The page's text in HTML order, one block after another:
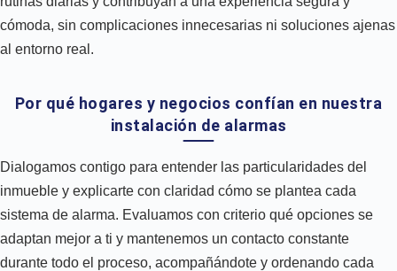
cómoda, sin complicaciones innecesarias ni soluciones ajenas
al entorno real.
Por qué hogares y negocios confían en nuestra
instalación de alarmas
Dialogamos contigo para entender las particularidades del
inmueble y explicarte con claridad cómo se plantea cada
sistema de alarma. Evaluamos con criterio qué opciones se
adaptan mejor a ti y mantenemos un contacto constante
durante todo el proceso, acompañándote y ordenando cada